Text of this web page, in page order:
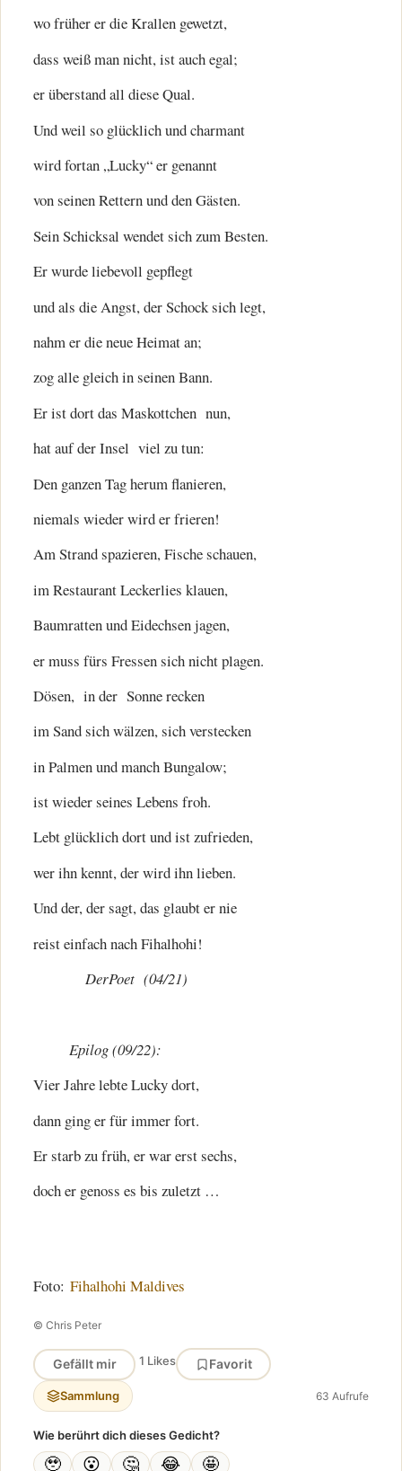
wo früher er die Krallen gewetzt,
dass weiß man nicht, ist auch egal;
er überstand all diese Qual.
Und weil so glücklich und charmant
wird fortan „Lucky“ er genannt
von seinen Rettern und den Gästen.
Sein Schicksal wendet sich zum Besten.
Er wurde liebevoll gepflegt
und als die Angst, der Schock sich legt,
nahm er die neue Heimat an;
zog alle gleich in seinen Bann.
Er ist dort das Maskottchen nun,
hat auf der Insel viel zu tun:
Den ganzen Tag herum flanieren,
niemals wieder wird er frieren!
Am Strand spazieren, Fische schauen,
im Restaurant Leckerlies klauen,
Baumratten und Eidechsen jagen,
er muss fürs Fressen sich nicht plagen.
Dösen, in der Sonne recken
im Sand sich wälzen, sich verstecken
in Palmen und manch Bungalow;
ist wieder seines Lebens froh.
Lebt glücklich dort und ist zufrieden,
wer ihn kennt, der wird ihn lieben.
Und der, der sagt, das glaubt er nie
reist einfach nach Fihalhohi!
DerPoet (04/21)
Epilog (09/22):
Vier Jahre lebte Lucky dort,
dann ging er für immer fort.
Er starb zu früh, er war erst sechs,
doch er genoss es bis zuletzt …
Foto: Fihalhohi Maldives
© Chris Peter
Gefällt mir 1 Likes Favorit
Sammlung 63 Aufrufe
Wie berührt dich dieses Gedicht?
🥹 😮 🤔 😂 🤩